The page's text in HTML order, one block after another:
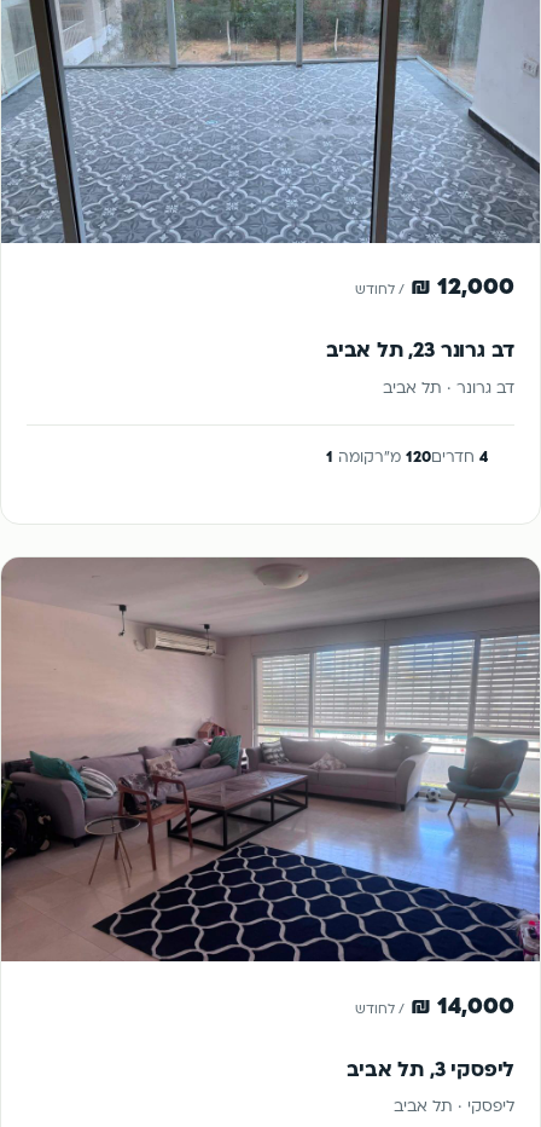
12,000 ₪ / לחודש
דב גרונר 23, תל אביב
דב גרונר · תל אביב
4 חדרים120 מ"רקומה 1
14,000 ₪ / לחודש
ליפסקי 3, תל אביב
ליפסקי · תל אביב